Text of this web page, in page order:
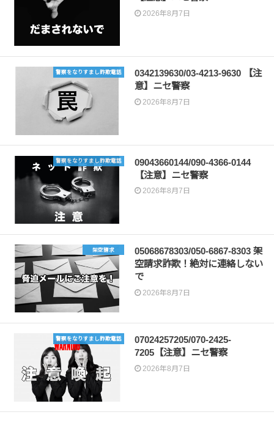
2026年8月7日
警察をなりすまし詐欺電話
0342139630/03-4213-9630 【注
意】ニセ警察
2026年8月7日
警察をなりすまし詐欺電話
09043660144/090-4366-0144
【注意】ニセ警察
2026年8月7日
架空請求
05068678303/050-6867-8303 架
空請求詐欺！絶対に連絡しない
で
2026年8月7日
警察をなりすまし詐欺電話
07024257205/070-2425-
7205【注意】ニセ警察
2026年8月7日